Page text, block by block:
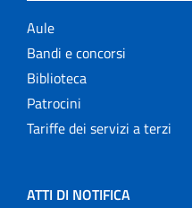
Aule
Bandi e concorsi
Biblioteca
Patrocini
Tariffe dei servizi a terzi
ATTI DI NOTIFICA